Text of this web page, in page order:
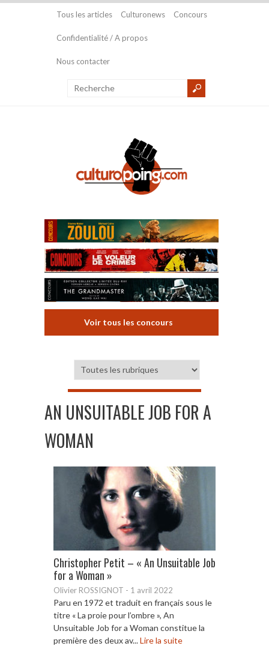
Tous les articles Culturonews Concours
Confidentialité / A propos
Nous contacter
Voir tous les concours
AN UNSUITABLE JOB FOR A
WOMAN
Christopher Petit – « An Unsuitable Job
for a Woman »
Olivier ROSSIGNOT - 1 avril 2022
Paru en 1972 et traduit en français sous le
titre « La proie pour l’ombre », An
Unsuitable Job for a Woman constitue la
première des deux av...Lire la suite